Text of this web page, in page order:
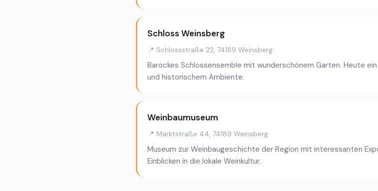
Schloss Weinsberg
📍 Schlossstraße 22, 74189 Weinsberg
Barockes Schlossensemble mit wunderschönem Garten. Heute
und historischem Ambiente.
Weinbaumuseum
📍 Marktstraße 44, 74189 Weinsberg
Museum zur Weinbaugeschichte der Region mit interessanten
Einblicken in die lokale Weinkultur.